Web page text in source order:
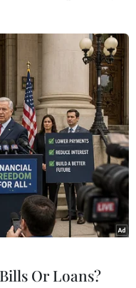
nhận 61 bệnh
kỷ lục của
bệnh nhân
đã tử vong./.
Vietnam+)
Or Loans?